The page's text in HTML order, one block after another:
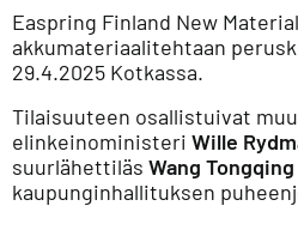
Easpring Finland New
akkumateriaalitehtaan
29.4.2025 Kotkassa.
Tilaisuuteen osallistuivat
elinkeinoministeri Wille
suurlähettiläs Wang Tongqing
kaupunginhallituksen